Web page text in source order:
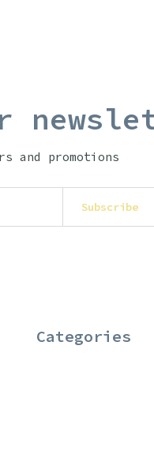
and promotions
Subscribe
Categories